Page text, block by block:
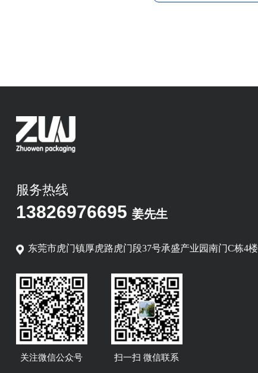
服务热线
13826976695 姜先生
东莞市虎门镇厚虎路虎门段37号承盛产业园南门C栋4楼
关注微信公众号 扫一扫 微信联系